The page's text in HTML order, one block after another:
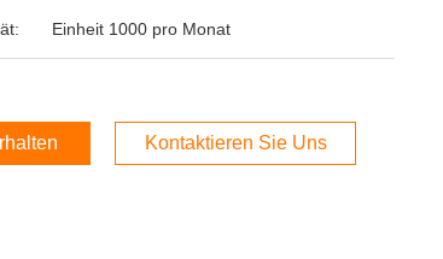
Einheit 1000 pro Monat
Kontaktieren Sie Uns